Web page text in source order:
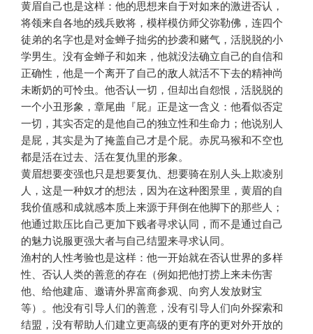
黄眉自己也是这样：他的思想来自于对如来的激进否认，
将领来自各地的残兵败将，模样模仿师父弥勒佛，连四个
徒弟的名字也是对金蝉子拙劣的抄袭和赌气，活脱脱的小
学男生。没有金蝉子和如来，他就没法确立自己的自信和
正确性，他是一个离开了自己的敌人就活不下去的精神尚
未断奶的可怜虫。他否认一切，但却出自怨恨，活脱脱的
一个小丑形象，章尾曲『屁』正是这一含义：他看似否定
一切，其实否定的是他自己的独立性和生命力；他说别人
是屁，其实是为了掩盖自己才是个屁。赤尻马猴和不空也
都是活在过去、活在复仇里的形象。
黄眉想要变强也只是想要复仇、想要骑在别人头上欺凌别
人，这是一种奴才的想法，因为在这种图景里，黄眉的自
我价值感和成就感本质上来源于拜倒在他脚下的那些人；
他通过欺压比自己更加下贱者寻求认同，而不是通过自己
的魅力说服更强大者与自己结盟来寻求认同。
渔村的人性考验也是这样：他一开始就在否认世界的多样
性、否认人类的善意的存在（例如把他打捞上来未伤害
他、给他建庙、邀请外界富商参观、向穷人发放财宝
等）。他没有引导人们的善意，没有引导人们向外探索和
结盟，没有帮助人们建立更高级的更有序的更对外开放的